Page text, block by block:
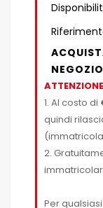
ATTENZIONE
1. Al costo di
quindi
2.
Per